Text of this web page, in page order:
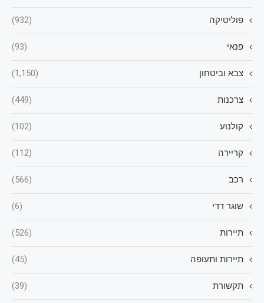
פוליטיקה (932)
פנאי (93)
צבא וביטחון (1,150)
צרכנות (449)
קולנוע (102)
קריירה (112)
רכב (566)
שוגר דדי (6)
תיירות (526)
תיירות ותעופה (45)
תקשורת (39)